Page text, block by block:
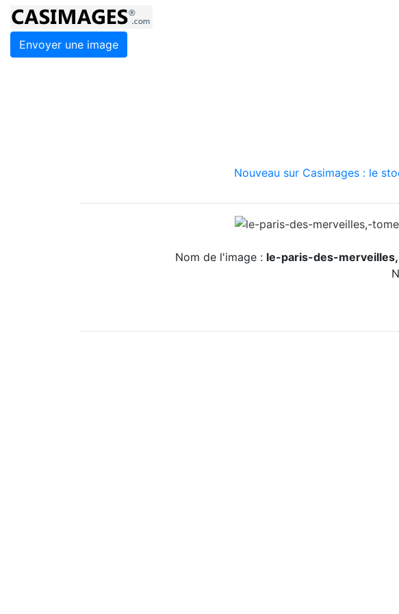
Envoyer une image
Nouveau sur Casimages : le
Nom de l'image : le-paris-des-